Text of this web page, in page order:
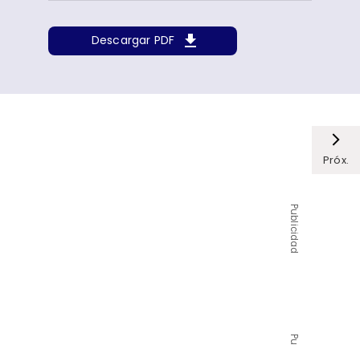
Descargar PDF
Próx.
Publicidad